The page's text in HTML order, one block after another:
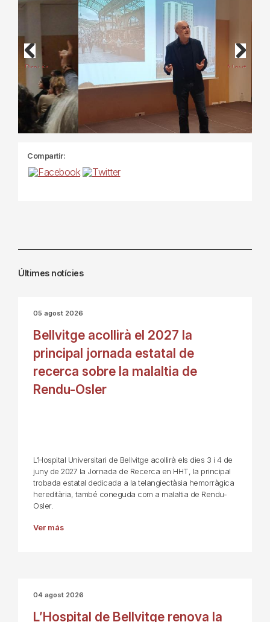
Previous Next
Compartir:
Últimes notícies
05 agost 2026
Bellvitge acollirà el 2027 la
principal jornada estatal de
recerca sobre la malaltia de
Rendu-Osler
L’Hospital Universitari de Bellvitge acollirà els dies 3 i 4 de
juny de 2027 la Jornada de Recerca en HHT, la principal
trobada estatal dedicada a la telangiectàsia hemorràgica
hereditària, també coneguda com a malaltia de Rendu-
Osler.
Ver más
04 agost 2026
L’Hospital de Bellvitge renova la